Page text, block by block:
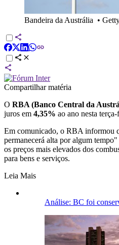
Bandeira da Austrália •
Compartilhar matéria
O RBA (Banco Central da
juros em 4,35% ao ano nesta
Em comunicado, o RBA informou
permanecerá alta por algum
os preços mais elevados dos
para bens e serviços.
Leia Mais
Análise: BC foi